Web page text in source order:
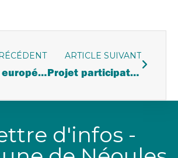
Journées européennes du patrimoine
ARTICLE SUIVANT
Projet participatif artistique et culinaire Mezzé récits & recettes
d'infos -